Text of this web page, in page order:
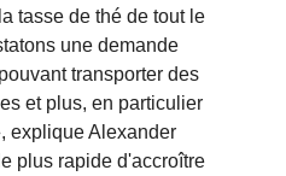
tasse de thé de tout le
une demande
transporter des
et plus, en particulier
explique Alexander
plus rapide d'accroître